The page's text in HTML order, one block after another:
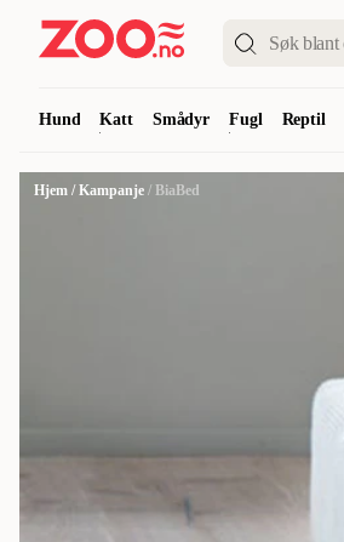
Hund Katt Smådyr Fugl Reptil
Hjem /Kampanje / BiaBed